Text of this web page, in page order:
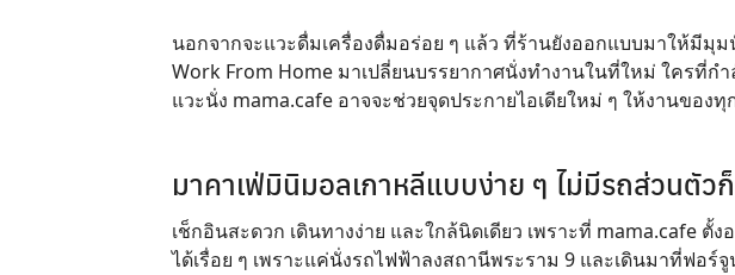
นอกจากจะแวะดื่มเครื่องดื่มอร่อย ๆ แล้ว ที่ร้านยังออกแบบมาให้มีมุ
Work From Home มาเปลี่ยนบรรยากาศนั่งทำงานในที่ใหม่ ใครที่ก
แวะนั่ง mama.cafe อาจจะช่วยจุดประกายไอเดียใหม่ ๆ ให้งานของ
มาคาเฟ่มินิมอลเกาหลีแบบง่าย ๆ ไม่มีรถส่วนตัว
เช็กอินสะดวก เดินทางง่าย และใกล้นิดเดียว เพราะที่ mama.cafe
ได้เรื่อย ๆ เพราะแค่นั่งรถไฟฟ้าลงสถานีพระราม 9 และเดินมาที่ฟอ